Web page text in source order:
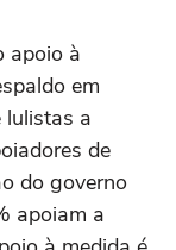
apoio à
em
lulistas a
de
do governo
apoiam a